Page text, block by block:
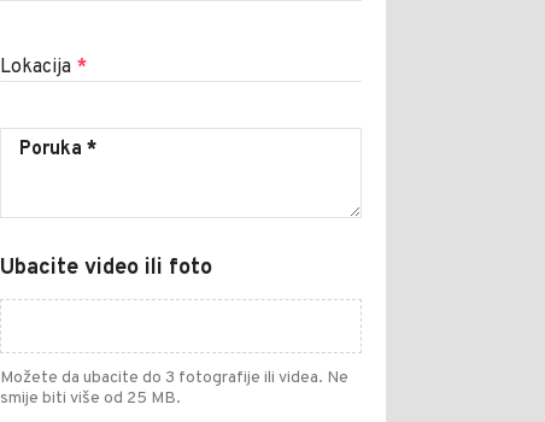
Lokacija *
Ubacite video ili foto
Možete da ubacite do 3 fotografije ili videa. Ne
smije biti više od 25 MB.